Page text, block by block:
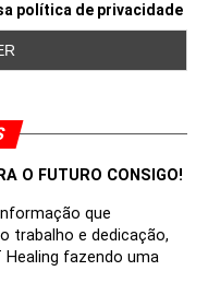
política de privacidade
O FUTURO CONSIGO!
que
trabalho e dedicação,
fazendo uma